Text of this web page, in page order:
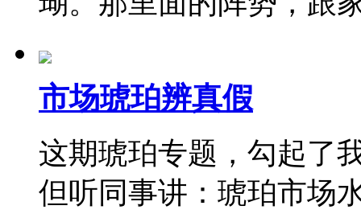
市场琥珀辨真假
这期琥珀专题，勾起了
但听同事讲：琥珀市场